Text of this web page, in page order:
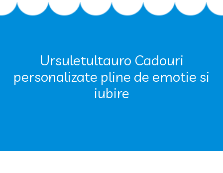
Ursuletultauro Cadouri
personalizate pline de emotie si
iubire